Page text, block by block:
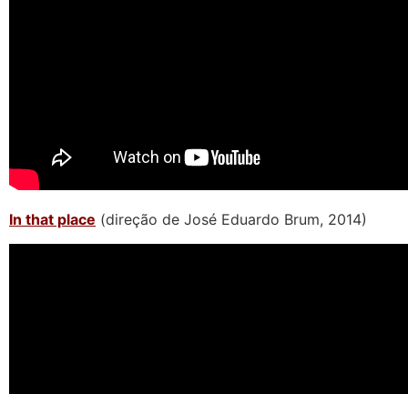
In that place (direção de José Eduardo Brum, 2014)